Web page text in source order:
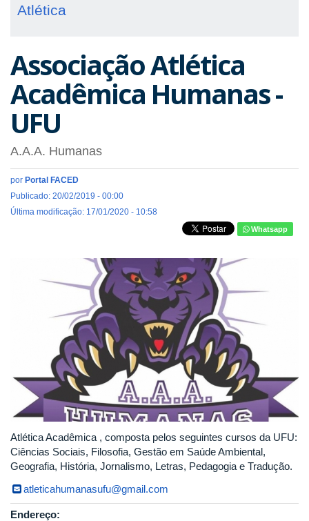
Atlética
Associação Atlética
Acadêmica Humanas -
UFU
A.A.A. Humanas
por Portal FACED
Publicado: 20/02/2019 - 00:00
Última modificação: 17/01/2020 - 10:58
Whatsapp
Atlética Acadêmica , composta pelos seguintes cursos da UFU:
Ciências Sociais, Filosofia, Gestão em Saúde Ambiental,
Geografia, História, Jornalismo, Letras, Pedagogia e Tradução.
atleticahumanasufu@gmail.com
Endereço: